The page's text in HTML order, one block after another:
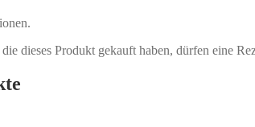
dieses Produkt gekauft haben, dürfen eine